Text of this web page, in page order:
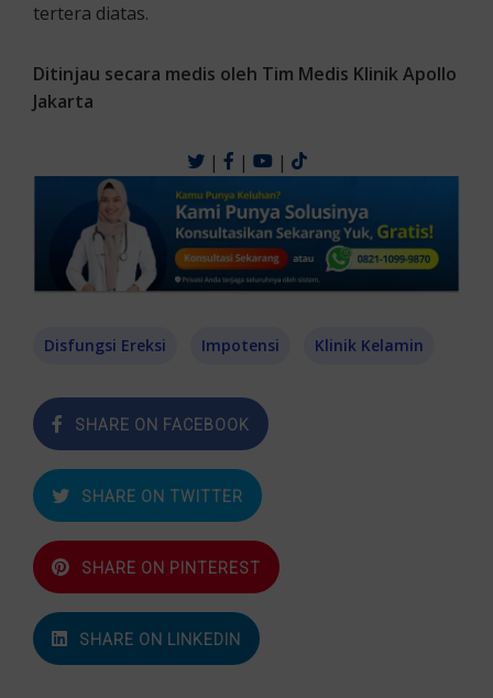
tertera diatas.
Ditinjau secara medis oleh Tim Medis Klinik Apollo
Jakarta
| | |
Disfungsi Ereksi Impotensi Klinik Kelamin
SHARE ON FACEBOOK
SHARE ON TWITTER
SHARE ON PINTEREST
SHARE ON LINKEDIN